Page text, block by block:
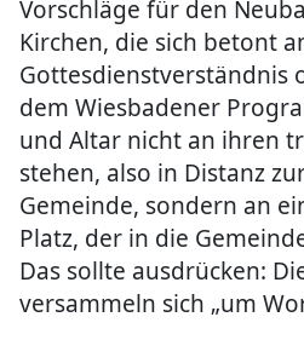
Vorschläge für den
Kirchen, die sich betont
Gottesdienstverständnis
dem Wiesbadener
und Altar nicht an ihren
stehen, also in Distanz
Gemeinde, sondern an
Platz, der in die
Das sollte ausdrücken:
versammeln sich „um